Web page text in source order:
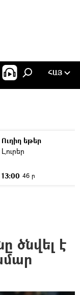
ՀԱՅ
Ուղիղ եթեր
Լուրեր
13:00 46 ր
ծնվել է